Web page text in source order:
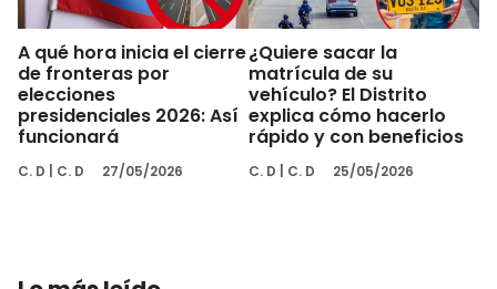
A qué hora inicia el cierre
de fronteras por
elecciones
presidenciales 2026: Así
funcionará
C. D C. D 27/05/2026
¿Quiere sacar la
matrícula de su
vehículo? El Distrito
explica cómo hacerlo
rápido y con beneficios
C. D C. D 25/05/2026